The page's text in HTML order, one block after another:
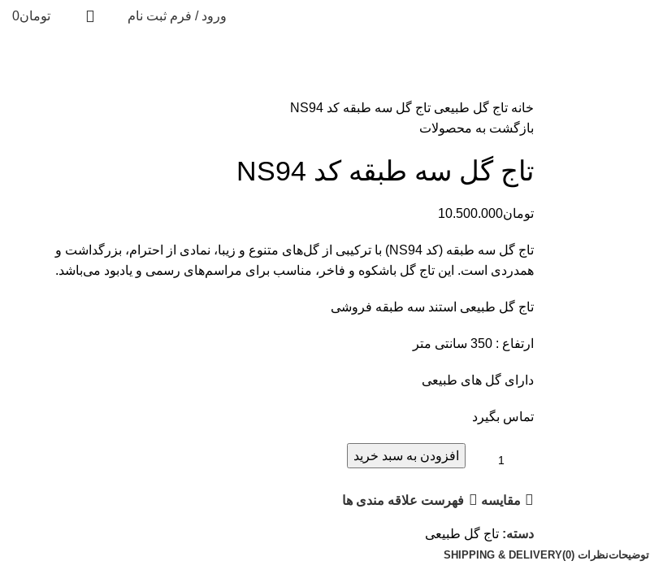
ورود / فرم ثبت نام تومان0
خانه تاج گل طبیعی تاج گل سه طبقه کد NS94
بازگشت به محصولات
تاج گل سه طبقه کد NS94
تومان10.500.000
تاج گل سه طبقه (کد NS94) با ترکیبی از گل‌های متنوع و زیبا، نمادی از احترام، بزرگداشت و
همدردی است. این تاج گل باشکوه و فاخر، مناسب برای مراسم‌های رسمی و یادبود می‌باشد.
تاج گل طبیعی استند سه طبقه فروشی
ارتفاع : 350 سانتی متر
دارای گل های طبیعی
تماس بگیرد
افزودن به سبد خرید
مقایسه فهرست علاقه مندی ها
دسته: تاج گل طبیعی
توضیحاتنظرات (0) SHIPPING & DELIVERY